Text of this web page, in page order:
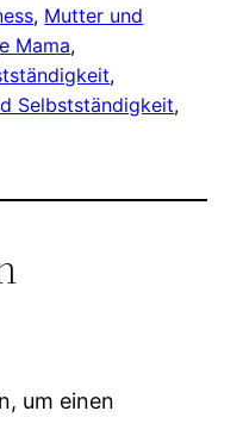
, Mutter und
Mama
Selbstständigkeit
um einen